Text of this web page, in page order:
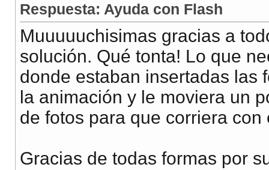
Respuesta: Ayuda con Flash
Muuuuuchisimas gracias a
solución. Qué tonta! Lo que
donde estaban insertadas las
la animación y le moviera un
de fotos para que corriera con
Gracias de todas formas por